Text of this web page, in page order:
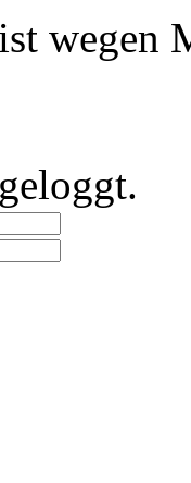
wegen